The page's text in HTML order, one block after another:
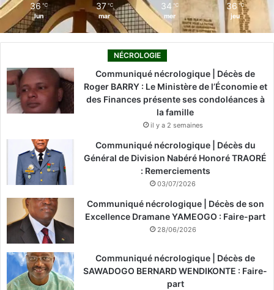
36 ℃
lun
37 ℃
mar
34 ℃
mer
36 ℃
jeu
NÉCROLOGIE
Communiqué nécrologique | Décès de
Roger BARRY : Le Ministère de l’Économie et
des Finances présente ses condoléances à
la famille
il y a 2 semaines
Communiqué nécrologique | Décès du
Général de Division Nabéré Honoré TRAORÉ
: Remerciements
03/07/2026
Communiqué nécrologique | Décès de son
Excellence Dramane YAMEOGO : Faire-part
28/06/2026
Communiqué nécrologique | Décès de
SAWADOGO BERNARD WENDIKONTE : Faire-
part